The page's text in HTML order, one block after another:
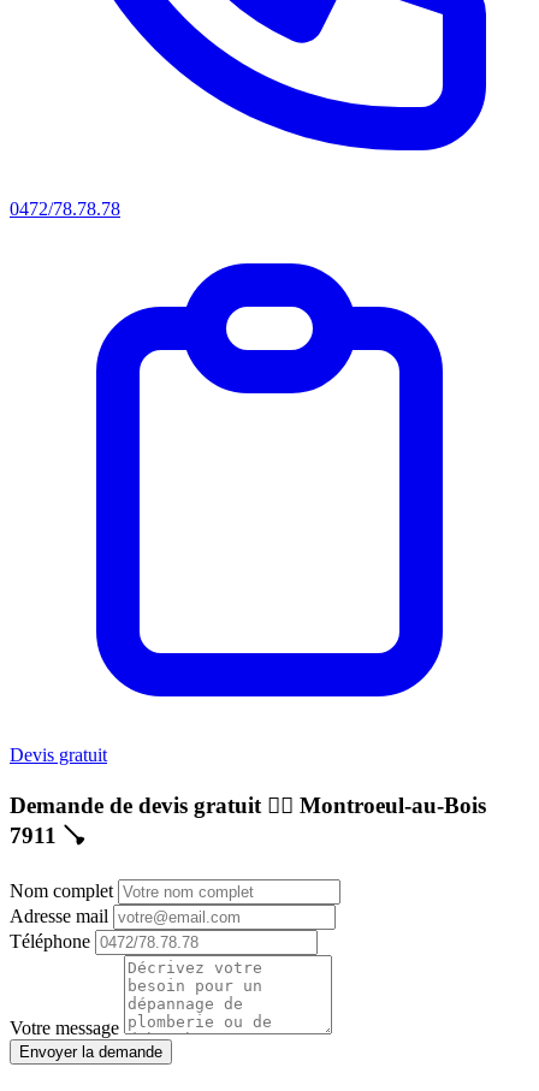
0472/78.78.78
Devis gratuit
Demande de devis gratuit 👷‍♂️ Montroeul-au-Bois
7911 🪠
Nom complet
Adresse mail
Téléphone
Votre message
Envoyer la demande